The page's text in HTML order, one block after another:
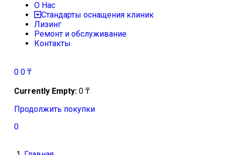
О Нас
Стандарты оснащения клиник
Лизинг
Ремонт и обслуживание
Контакты
0 0 ₸
Currently Empty: 0 ₸
Продолжить покупки
0